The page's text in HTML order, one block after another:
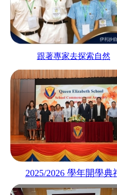
跟著專家去探索自然
2025/2026 學年開學典